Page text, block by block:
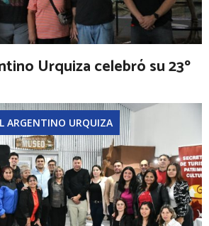
Urquiza celebró su 23º
ARGENTINO URQUIZA